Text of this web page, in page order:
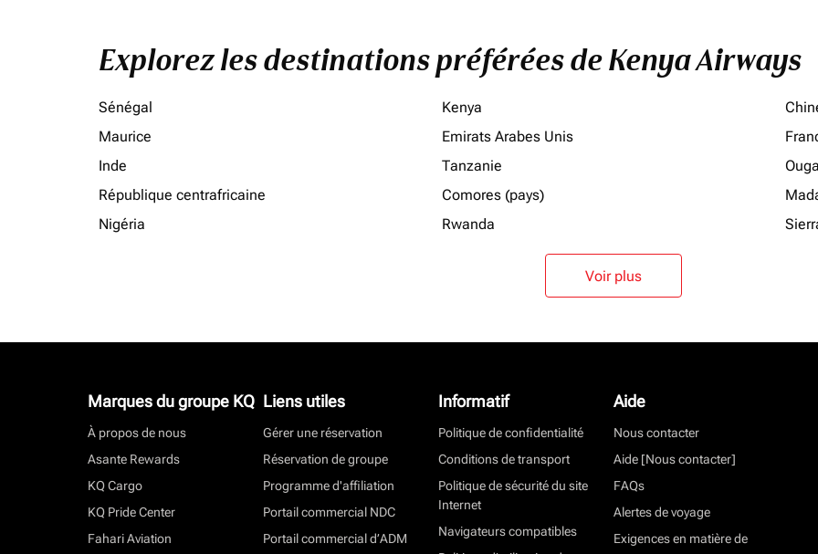
Explorez les destinations préférées de Kenya Airways
Sénégal Kenya
Maurice
Emirats Arabes Unis
Inde
Tanzanie
République centrafricaine
Comores (pays)
Nigéria
Rwanda
Voir plus
Marques du groupe KQ
À propos de nous
Asante Rewards
KQ Cargo
KQ Pride Center
Fahari Aviation
Liens utiles
Gérer une réservation
Réservation de groupe
Programme d'affiliation
Portail commercial NDC
Portail commercial d’ADM
Informatif
Politique de confidentialité
Conditions de transport
Politique de sécurité du site
Internet
Navigateurs compatibles
Aide
Nous contacter
Aide [Nous contacter]
FAQs
Alertes de voyage
Exigences en matière de